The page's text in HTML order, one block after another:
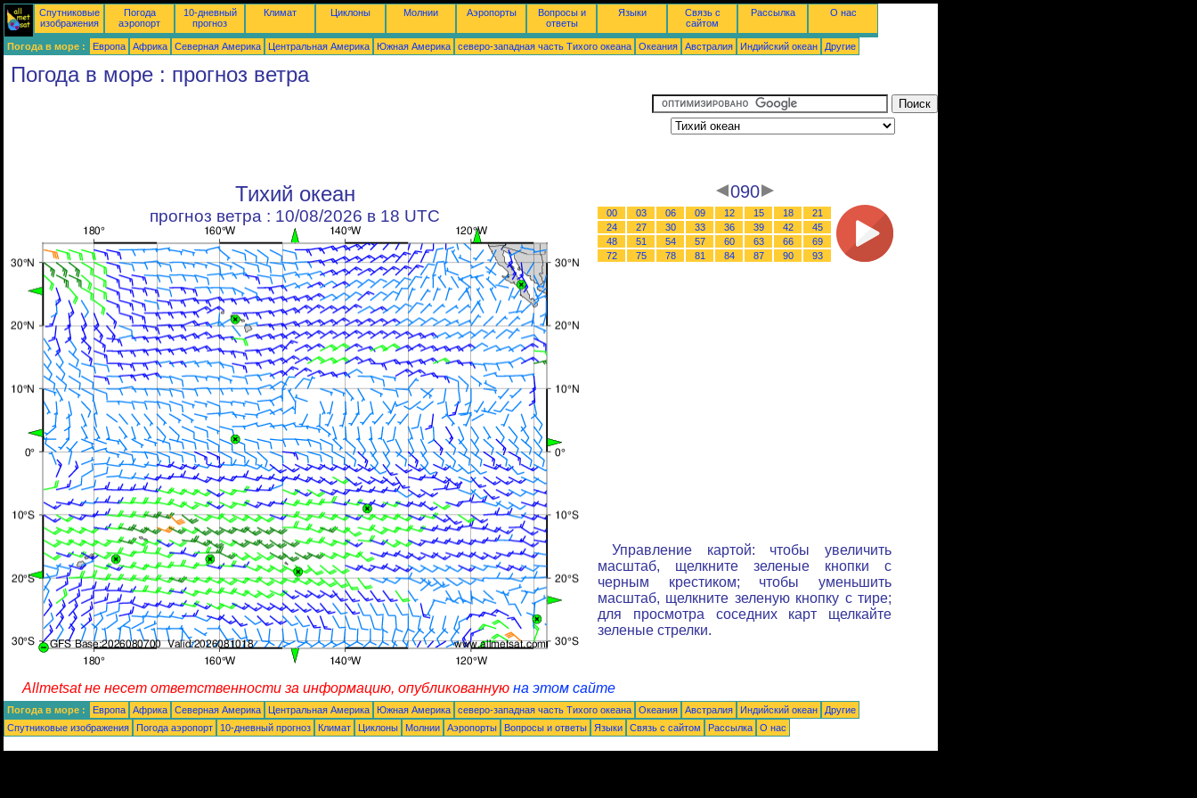
Спутниковые
изображения
Погода
аэропорт
10-дневный
прогноз
Климат Циклоны Молнии Аэропорты
Вопросы и
ответы
Языки
Связь с
сайтом
Рассылка О нас
Погода в море : Европа Африка Северная Америка Центральная Америка Южная Америка северо-западная часть Tихого океана Океания Австралия Индийский океан Другие
Погода в море : прогноз ветра
Тихий океан
прогноз ветра : 10/08/2026 в 18 UTC
090
00 03 06 09 12 15 18
21
24
27 30 33 36 39 42
45
48
51 54 57 60 63 66
69
72
75 78 81 84 87 90 93
Управление картой: чтобы увеличить
масштаб, щелкните зеленые кнопки с
черным крестиком; чтобы уменьшить
масштаб, щелкните зеленую кнопку с тире;
для просмотра соседних карт щелкайте
зеленые стрелки.
Allmetsat не несет ответственности за информацию, опубликованную на этом сайте
Погода в море : Европа Африка Северная Америка Центральная Америка Южная Америка северо-западная часть Tихого океана Океания Австралия Индийский океан
Другие
Спутниковые изображения
Погода аэропорт 10-дневный прогноз Климат Циклоны Молнии Аэропорты Вопросы и ответы Языки Связь с сайтом Рассылка О нас